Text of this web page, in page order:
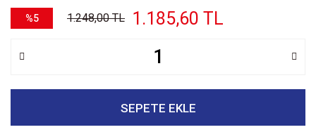
%5 1.248,00 TL 1.185,60 TL
SEPETE EKLE